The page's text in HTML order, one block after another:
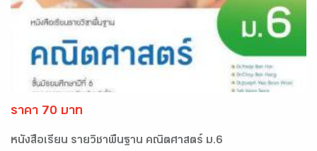
ราคา 70 บาท
หนังสือเรียน รายวิชาพื้นฐาน คณิตศาสตร์ ม.6